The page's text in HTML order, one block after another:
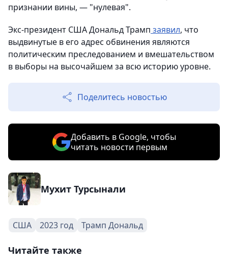
признании вины, — "нулевая".
Экс-президент США Дональд Трамп заявил, что
выдвинутые в его адрес обвинения являются
политическим преследованием и вмешательством
в выборы на высочайшем за всю историю уровне.
Поделитесь новостью
Добавить в Google, чтобы
читать новости первым
Мухит Турсынали
США 2023 год Трамп Дональд
Читайте также